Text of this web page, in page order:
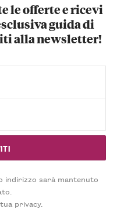
le offerte e ricevi
guida di
alla newsletter!
indirizzo sarà mantenuto
privacy.